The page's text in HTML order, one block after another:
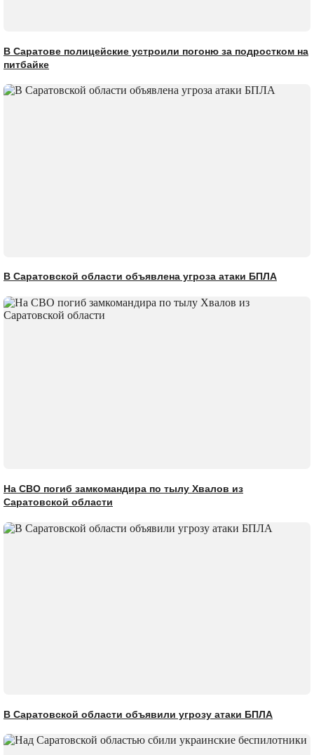
В Саратове полицейские устроили погоню за подростком на
питбайке
В Саратовской области объявлена угроза атаки БПЛА
На СВО погиб замкомандира по тылу Хвалов из
Саратовской области
В Саратовской области объявили угрозу атаки БПЛА